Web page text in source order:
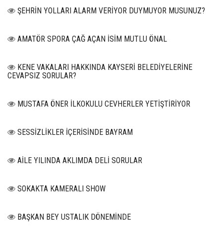
ŞEHRİN YOLLARI ALARM VERİYOR DUYMUYOR MUSUNUZ?
AMATÖR SPORA ÇAĞ AÇAN İSİM MUTLU ÖNAL
KENE VAKALARI HAKKINDA KAYSERİ BELEDİYELERİNE
CEVAPSIZ SORULAR?
MUSTAFA ÖNER İLKOKULU CEVHERLER YETİŞTİRİYOR
SESSİZLİKLER İÇERİSİNDE BAYRAM
AİLE YILINDA AKLIMDA DELİ SORULAR
SOKAKTA KAMERALI SHOW
BAŞKAN BEY USTALIK DÖNEMİNDE